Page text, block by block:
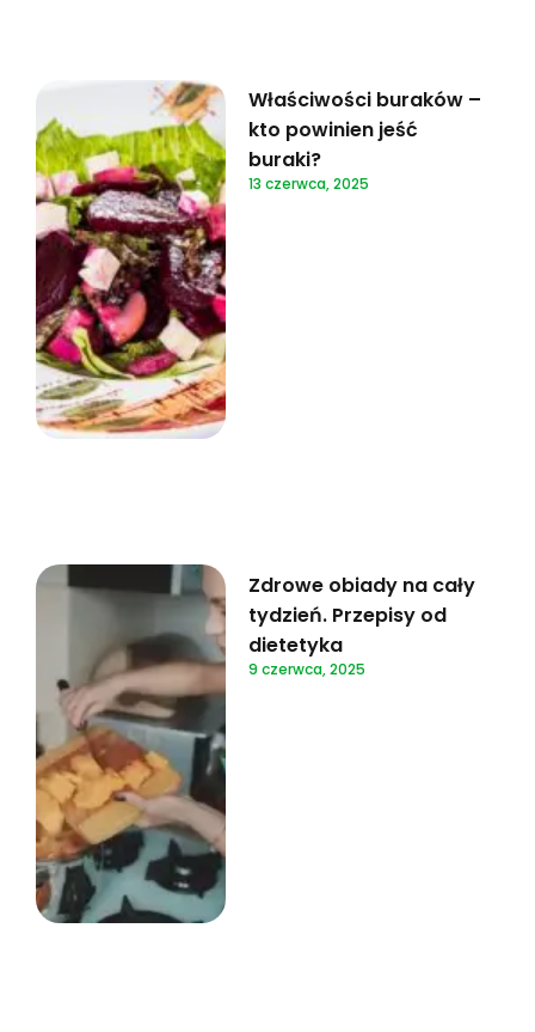
Właściwości buraków –
kto powinien jeść
buraki?
13 czerwca, 2025
Zdrowe obiady na cały
tydzień. Przepisy od
dietetyka
9 czerwca, 2025